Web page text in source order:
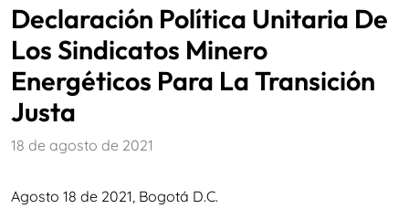
Declaración Política Unitaria De
Los Sindicatos Minero
Energéticos Para La Transición
Justa
18 de agosto de 2021
Agosto 18 de 2021, Bogotá D.C.